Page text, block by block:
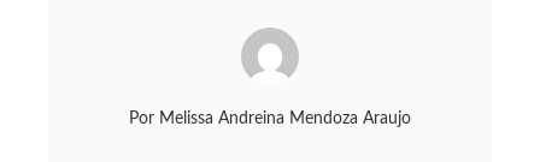
Por Melissa Andreina Mendoza Araujo